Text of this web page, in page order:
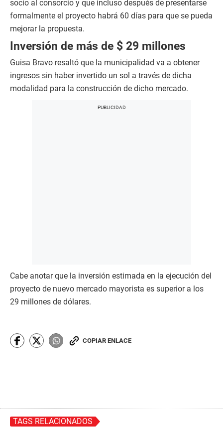
socio al consorcio y que incluso después de presentarse
formalmente el proyecto habrá 60 días para que se pueda
mejorar la propuesta.
Inversión de más de $ 29 millones
Guisa Bravo resaltó que la municipalidad va a obtener
ingresos sin haber invertido un sol a través de dicha
modalidad para la construcción de dicho mercado.
Cabe anotar que la inversión estimada en la ejecución del
proyecto de nuevo mercado mayorista es superior a los
29 millones de dólares.
COPIAR ENLACE
TAGS RELACIONADOS